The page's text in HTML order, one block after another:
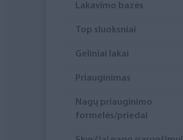
Lakavimo bazės
Top sluoksniai
Geliniai lakai
Priauginimas
Nagų priauginimo
formelės/priedai